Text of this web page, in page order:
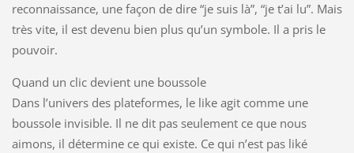
reconnaissance, une façon de dire “je suis là”, “je t’ai lu”. Mais
très vite, il est devenu bien plus qu’un symbole. Il a pris le
pouvoir.
Quand un clic devient une boussole
Dans l’univers des plateformes, le like agit comme une
boussole invisible. Il ne dit pas seulement ce que nous
aimons, il détermine ce qui existe. Ce qui n’est pas liké